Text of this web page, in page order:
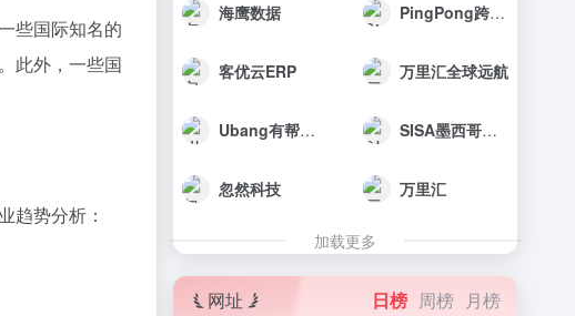
些国际知名的
此外，一些国
趋势分析：
海鹰数据 PingPong跨境收款
客优云ERP 万里汇全球远航
Ubang有帮科技 SISA墨西哥海外仓
忽然科技 万里汇
加载更多
网址 日榜 周榜 月榜